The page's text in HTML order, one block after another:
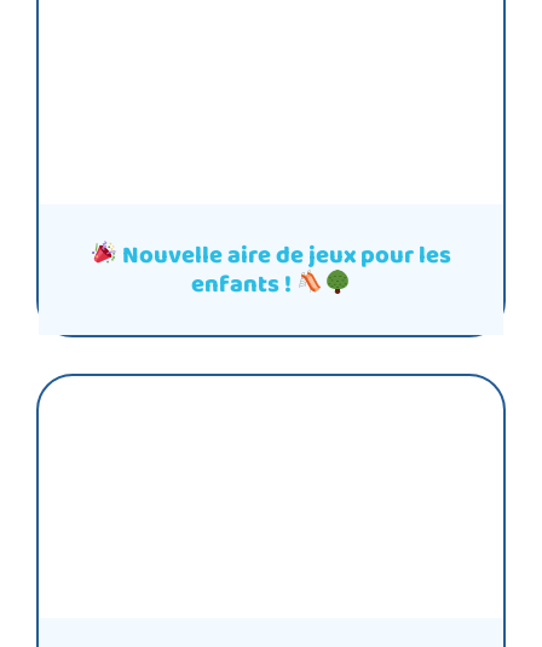
Nouvelle aire de jeux pour les
enfants !